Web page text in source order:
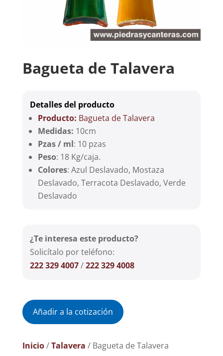
Bagueta de Talavera
Detalles del producto
Producto: Bagueta de Talavera
Medidas: 10cm
Pzas / ml: 10 pzas
Peso: 18 Kg/caja.
Colores: Azul Deslavado, Mostaza
Deslavado, Terracota Deslavado, Verde
Deslavado
¿Te interesa este producto?
Solicítalo por teléfono:
222 329 4007/222 329 4008
Añadir a la cotización
Inicio/Talavera / Bagueta de Talavera